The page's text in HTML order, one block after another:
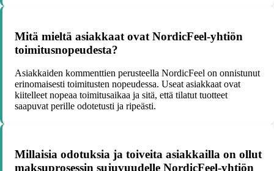
Mitä mieltä asiakkaat ovat NordicFeel-yhtiön
toimitusnopeudesta?
Asiakkaiden kommenttien perusteella NordicFeel on onnistunut
erinomaisesti toimitusten nopeudessa. Useat asiakkaat ovat
kiitelleet nopeaa toimitusaikaa ja sitä, että tilatut tuotteet
saapuvat perille odotetusti ja ripeästi.
Millaisia odotuksia ja toiveita asiakkailla on ollut
maksuprosessin sujuvuudelle NordicFeel-yhtiön